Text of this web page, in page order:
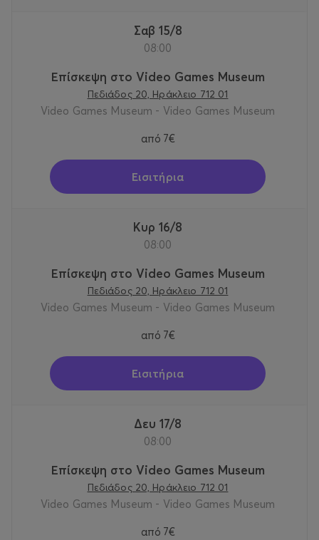
Σαβ 15/8
08:00
Επίσκεψη στο Video Games Museum
Πεδιάδος 20, Ηράκλειο 712 01
Video Games Museum - Video Games Museum
από 7€
Εισιτήρια
Κυρ 16/8
08:00
Επίσκεψη στο Video Games Museum
Πεδιάδος 20, Ηράκλειο 712 01
Video Games Museum - Video Games Museum
από 7€
Εισιτήρια
Δευ 17/8
08:00
Επίσκεψη στο Video Games Museum
Πεδιάδος 20, Ηράκλειο 712 01
Video Games Museum - Video Games Museum
από 7€